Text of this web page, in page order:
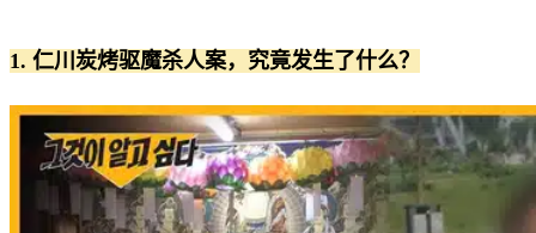
1. 仁川炭烤驱魔杀人案，究竟发生了什么？